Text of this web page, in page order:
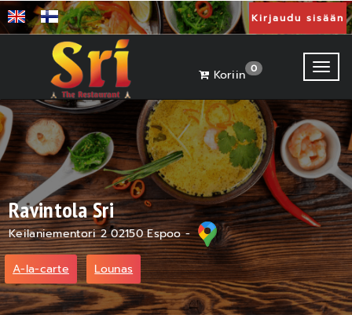
Kirjaudu sisään
Koriin0
Ravintola Sri
Keilaniementori 2 02150 Espoo -
A-la-carte Lounas